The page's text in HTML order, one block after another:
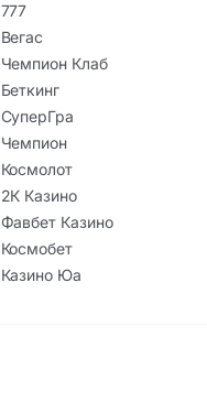
777
Вегас
Чемпион Клаб
Беткинг
СуперГра
Чемпион
Космолот
2К Казино
Фавбет Казино
Космобет
Казино Юа